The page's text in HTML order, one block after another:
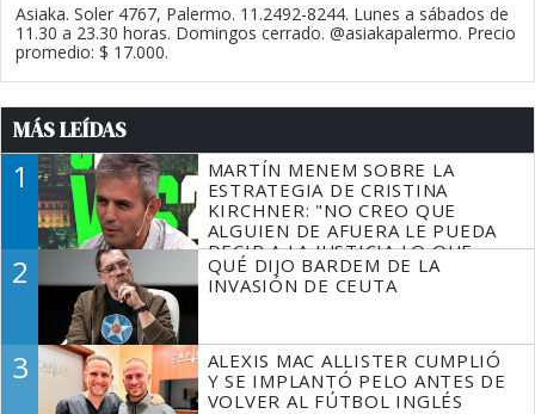
Asiaka. Soler 4767, Palermo. 11.2492-8244. Lunes a sábados de
11.30 a 23.30 horas. Domingos cerrado. @asiakapalermo. Precio
promedio: $ 17.000.
MÁS LEÍDAS
1
MARTÍN MENEM SOBRE LA
ESTRATEGIA DE CRISTINA
KIRCHNER: "NO CREO QUE
ALGUIEN DE AFUERA LE PUEDA
DECIR A LA JUSTICIA LO QUE
TIENE QUE HACER"
2
QUÉ DIJO BARDEM DE LA
INVASIÓN DE CEUTA
3
ALEXIS MAC ALLISTER CUMPLIÓ
Y SE IMPLANTÓ PELO ANTES DE
VOLVER AL FÚTBOL INGLÉS